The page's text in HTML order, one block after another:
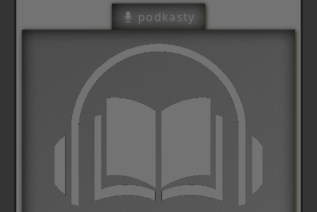
podkasty